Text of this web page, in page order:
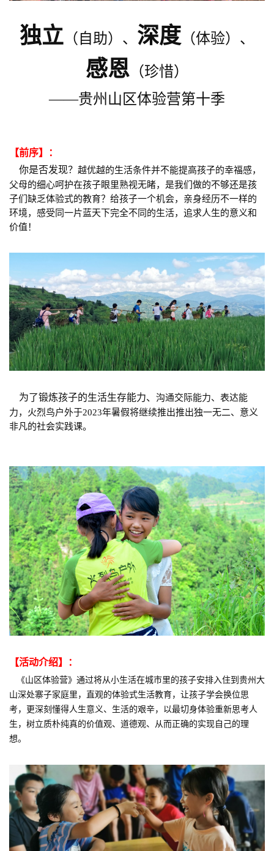
独立 （自助）、 深度 （体验）、
感恩 （珍惜）
——贵州山区体验营第十季
【前序】：
你是否发现？ 越优越的生活条件并不能提高孩子的幸福感，
父母的细心呵护在孩子眼里熟视无睹，是我们做的不够还是孩
子们缺乏体验式的教育？给孩子一个机会，亲身经历不一样的
环境，感受同一片蓝天下完全不同的生活，追求人生的意义和
价值！
为了锻炼孩子的生活生存能力、 沟通交际能力、表达能
力，火烈鸟户外于2023年暑假将继续推出推出独一无二、意义
非凡的社会实践课。
【活动介绍】：
《山区体验营》通过将从小生活在城市里的孩子安排入住到贵州大
山深处寨子家庭里，直观的体验式生活教育，让孩子学会换位思
考，更深刻懂得人生意义、生活的艰辛，以最切身体验重新思考人
生，树立质朴纯真的价值观、道德观、从而正确的实现自己的理
想。